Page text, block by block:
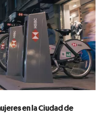
en la Ciudad de